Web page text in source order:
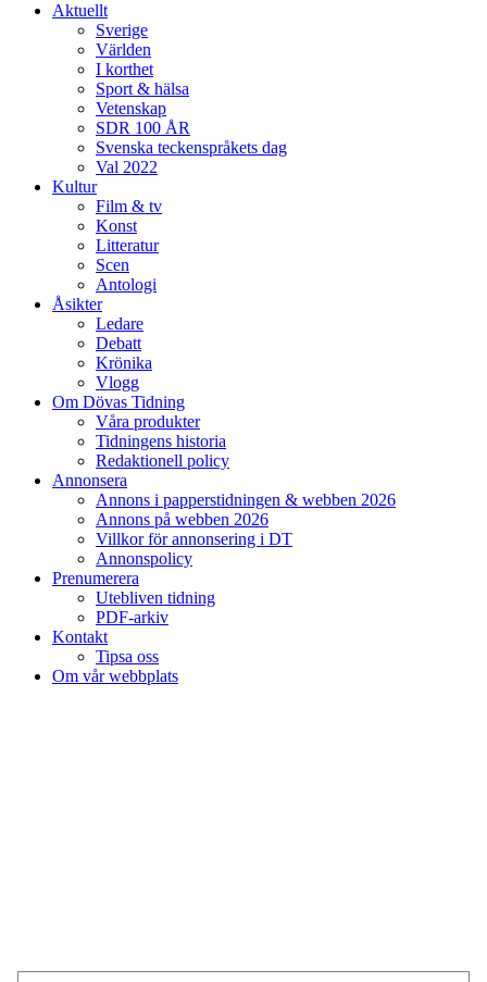
Aktuellt
Sverige
Världen
I korthet
Sport & hälsa
Vetenskap
SDR 100 ÅR
Svenska teckenspråkets dag
Val 2022
Kultur
Film & tv
Konst
Litteratur
Scen
Antologi
Åsikter
Ledare
Debatt
Krönika
Vlogg
Om Dövas Tidning
Våra produkter
Tidningens historia
Redaktionell policy
Annonsera
Annons i papperstidningen & webben 2026
Annons på webben 2026
Villkor för annonsering i DT
Annonspolicy
Prenumerera
Utebliven tidning
PDF-arkiv
Kontakt
Tipsa oss
Om vår webbplats